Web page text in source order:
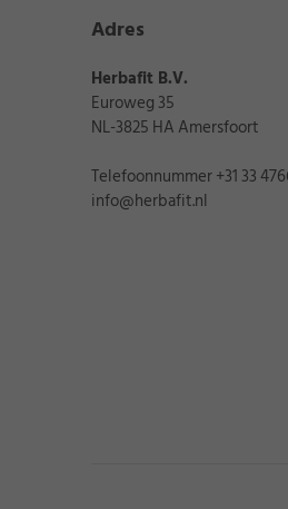
Adres
Herbafit B.V.
Euroweg 35
NL-3825 HA Amersfoort
Telefoonnummer +31 33
info@herbafit.nl